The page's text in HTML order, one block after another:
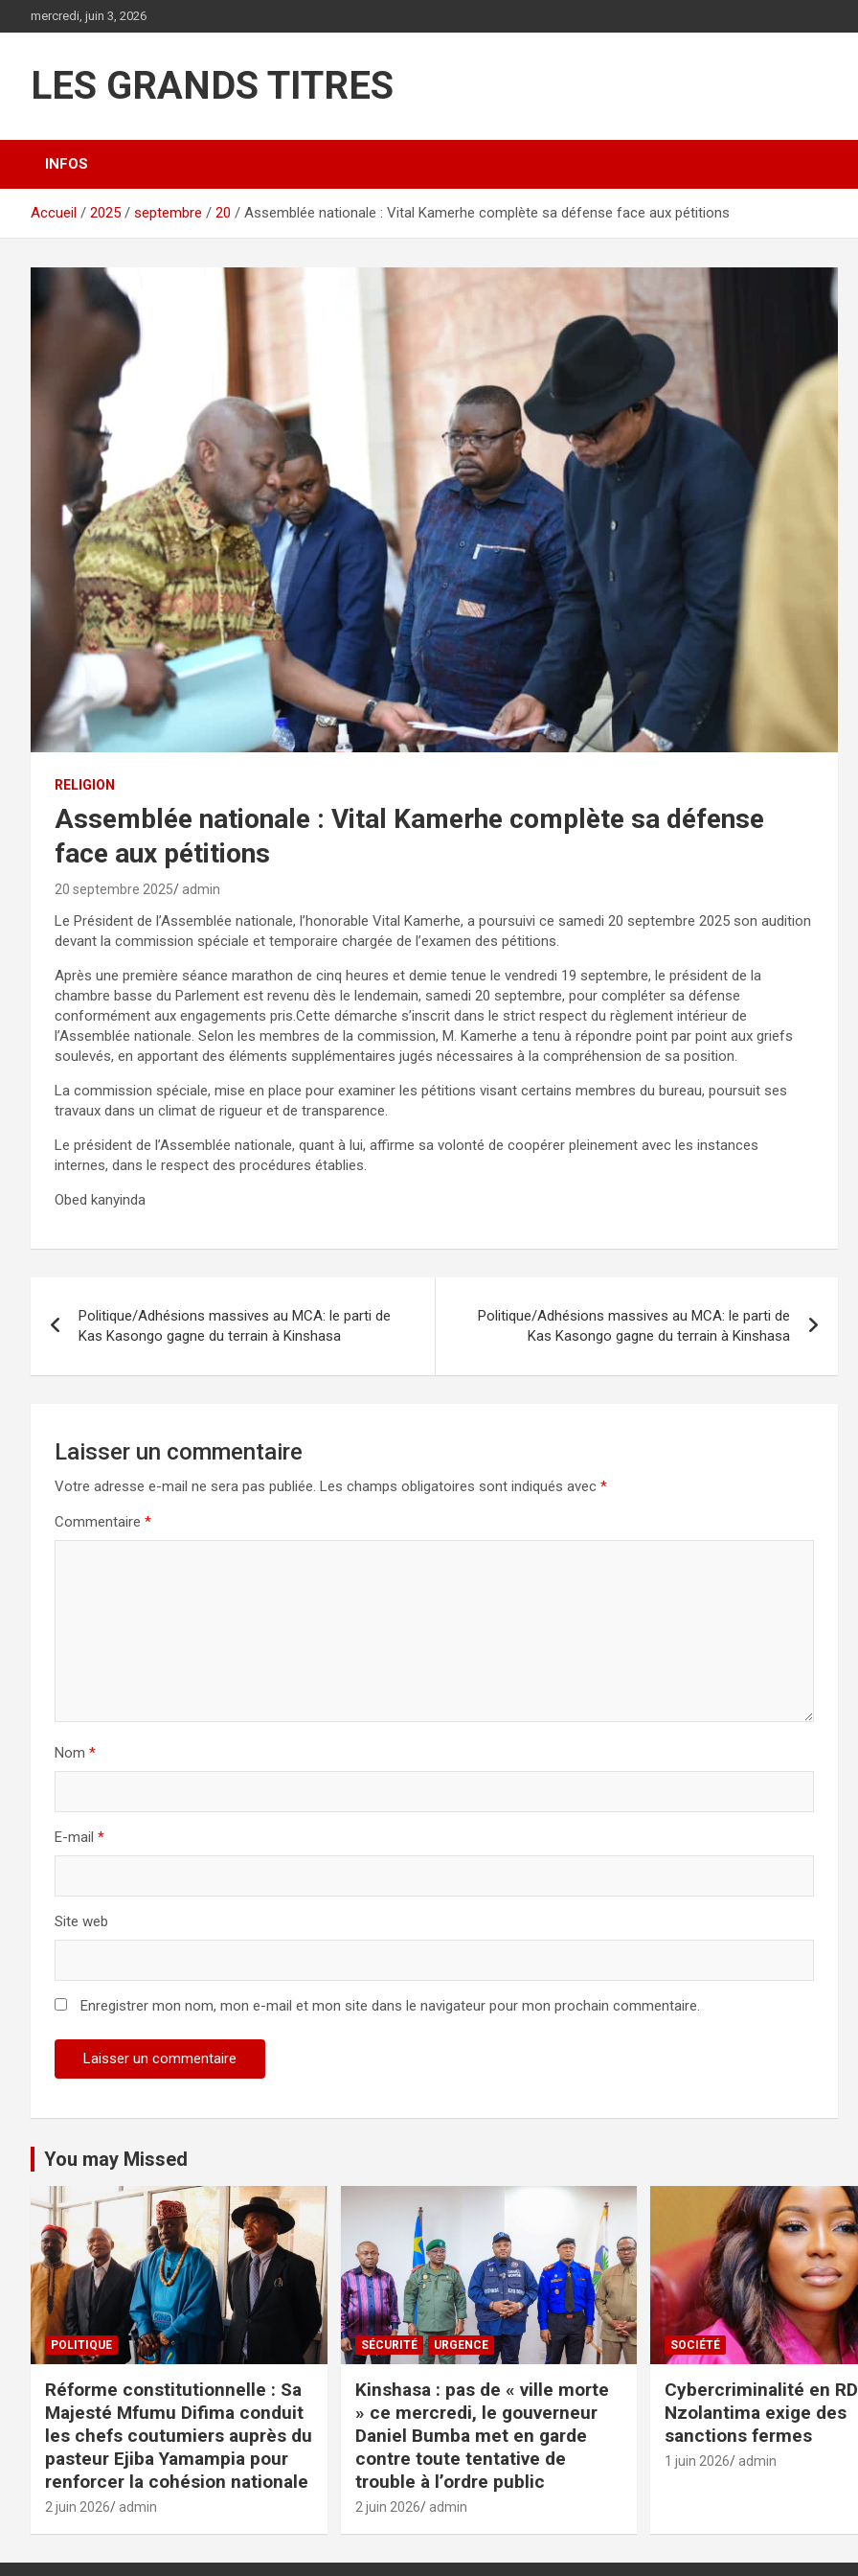
au
mercredi, juin 3, 2026
LES GRANDS TITRES
INFOS
Accueil 2025 septembre 20 Assemblée nationale : Vital Kamerhe complète sa défense face aux pétitions
RELIGION
Assemblée nationale : Vital Kamerhe complète sa défense
face aux pétitions
20 septembre 2025 admin
Le Président de l’Assemblée nationale, l’honorable Vital Kamerhe, a poursuivi ce samedi 20 septembre 2025 son audition
devant la commission spéciale et temporaire chargée de l’examen des pétitions.
Après une première séance marathon de cinq heures et demie tenue le vendredi 19 septembre, le président de la
chambre basse du Parlement est revenu dès le lendemain, samedi 20 septembre, pour compléter sa défense
conformément aux engagements pris.Cette démarche s’inscrit dans le strict respect du règlement intérieur de
l’Assemblée nationale. Selon les membres de la commission, M. Kamerhe a tenu à répondre point par point aux griefs
soulevés, en apportant des éléments supplémentaires jugés nécessaires à la compréhension de sa position.
La commission spéciale, mise en place pour examiner les pétitions visant certains membres du bureau, poursuit ses
travaux dans un climat de rigueur et de transparence.
Le président de l’Assemblée nationale, quant à lui, affirme sa volonté de coopérer pleinement avec les instances
internes, dans le respect des procédures établies.
Obed kanyinda
de
l’article
Politique/Adhésions massives au MCA: le parti de
Kas Kasongo gagne du terrain à Kinshasa
Politique/Adhésions massives au MCA: le parti de
Kas Kasongo gagne du terrain à Kinshasa
Laisser un commentaire
Votre adresse e-mail ne sera pas publiée. Les champs obligatoires sont indiqués avec *
Commentaire *
Nom *
E-mail *
Site web
Enregistrer mon nom, mon e-mail et mon site dans le navigateur pour mon prochain commentaire.
You may Missed
POLITIQUE
Réforme constitutionnelle : Sa
Majesté Mfumu Difima conduit
les chefs coutumiers auprès du
pasteur Ejiba Yamampia pour
renforcer la cohésion nationale
2 juin 2026 admin
SÉCURITÉ URGENCE
Kinshasa : pas de « ville morte
» ce mercredi, le gouverneur
Daniel Bumba met en garde
contre toute tentative de
trouble à l’ordre public
2 juin 2026 admin
SOCIÉTÉ
Cybercriminalité en
Nzolantima exige des
sanctions fermes
1 juin 2026 admin